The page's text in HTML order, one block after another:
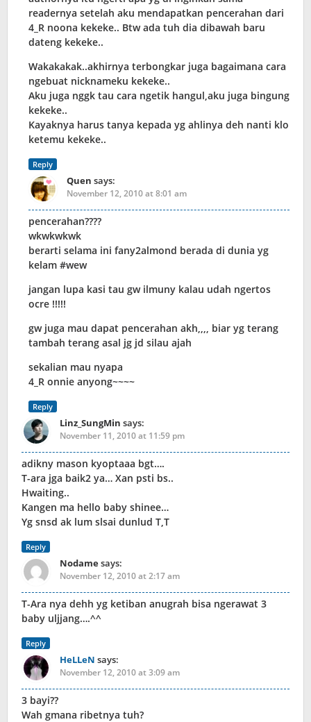
readernya setelah aku mendapatkan pencerahan dari
4_R noona kekeke.. Btw ada tuh dia dibawah baru
dateng kekeke..
Wakakakak..akhirnya terbongkar juga bagaimana cara
ngebuat nicknameku kekeke..
Aku juga nggk tau cara ngetik hangul,aku juga bingung
kekeke..
Kayaknya harus tanya kepada yg ahlinya deh nanti klo
ketemu kekeke..
Reply
Quen says:
November 12, 2010 at 8:01 am
pencerahan????
wkwkwkwk
berarti selama ini fany2almond berada di dunia yg
kelam #wew
jangan lupa kasi tau gw ilmuny kalau udah ngertos
ocre !!!!!
gw juga mau dapat pencerahan akh,,,, biar yg terang
tambah terang asal jg jd silau ajah
sekalian mau nyapa
4_R onnie anyong~~~~
Reply
Linz_SungMin says:
November 11, 2010 at 11:59 pm
adikny mason kyoptaaa bgt….
T-ara jga baik2 ya… Xan psti bs..
Hwaiting..
Kangen ma hello baby shinee…
Yg snsd ak lum slsai dunlud T,T
Reply
Nodamesays:
November 12, 2010 at 2:17 am
T-Ara nya dehh yg ketiban anugrah bisa ngerawat 3
baby uljjang….^^
Reply
HeLLeN says:
November 12, 2010 at 3:09 am
3 bayi??
Wah gmana ribetnya tuh?